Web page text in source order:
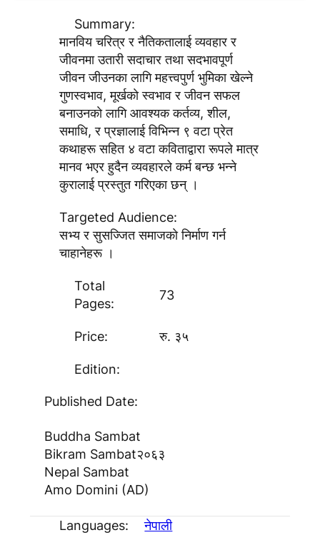
Summary:
मानविय चरित्र र नैतिकतालाई व्यवहार र
जीवनमा उतारी सदाचार तथा सदभावपूर्ण
जीवन जीउनका लागि महत्त्वपुर्ण भुमिका खेल्ने
गुणस्वभाव, मूर्खकाे स्वभाव र जीवन सफल
बनाउनकाे लागि आवश्यक कर्तव्य, शील,
समाधि, र प्रज्ञालाई विभिन्न ९ वटा प्रेत
कथाहरू सहित ४ वटा कविताद्वारा रूपले मात्र
मानव भएर हुदैन व्यवहारले कर्म बन्छ भन्ने
कुरालाई प्रस्तुत गरिएका छन् ।
Targeted Audience:
सभ्य र सुसज्जित समाजकाे निर्माण गर्न
चाहानेहरू ।
Total
Pages:
73
Price: रु. ३५
Edition:
Published Date:
Buddha Sambat
Bikram Sambat२०६३
Nepal Sambat
Amo Domini (AD)
Languages: नेपाली